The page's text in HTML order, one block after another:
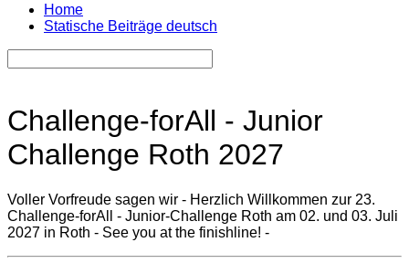
Home
Statische Beiträge deutsch
Challenge-forAll - Junior
Challenge Roth 2027
Voller Vorfreude sagen wir - Herzlich Willkommen zur 23.
Challenge-forAll - Junior-Challenge Roth am 02. und 03. Juli
2027 in Roth - See you at the finishline! -